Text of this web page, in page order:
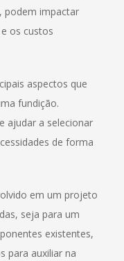
podem impactar
os custos
aspectos que
fundição.
ajudar a selecionar
de forma
em um projeto
seja para um
existentes,
para auxiliar na